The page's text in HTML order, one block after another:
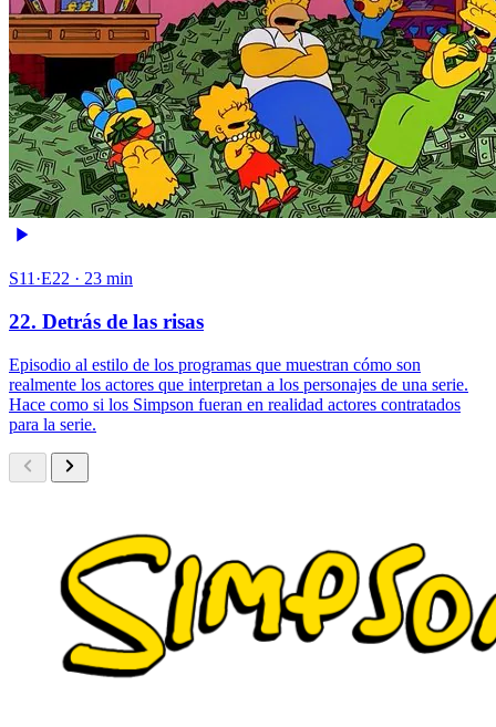
S11·E22 · 23 min
22. Detrás de las risas
Episodio al estilo de los programas que muestran cómo son
realmente los actores que interpretan a los personajes de una serie.
Hace como si los Simpson fueran en realidad actores contratados
para la serie.